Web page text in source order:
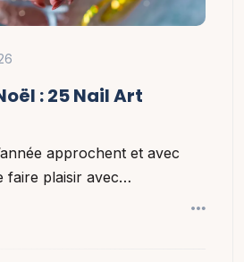
: 25 Nail Art
approchent et avec
faire plaisir avec…